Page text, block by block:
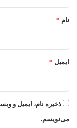
نام *
ایمیل *
ذخیره نام، ایمیل و
می‌نویسم.